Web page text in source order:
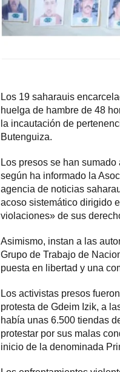
Los 19 saharauis
huelga de hambre de 48
la incautación de
Butenguiza.
Los presos se han
según ha informado la
agencia de noticias
acoso sistemático dirigido
violaciones» de sus
Asimismo, instan a las
Grupo de Trabajo de
puesta en libertad y una
Los activistas presos
protesta de Gdeim Izik, a
había unas 6.500 tiendas
protestar por sus malas
inicio de la denominada